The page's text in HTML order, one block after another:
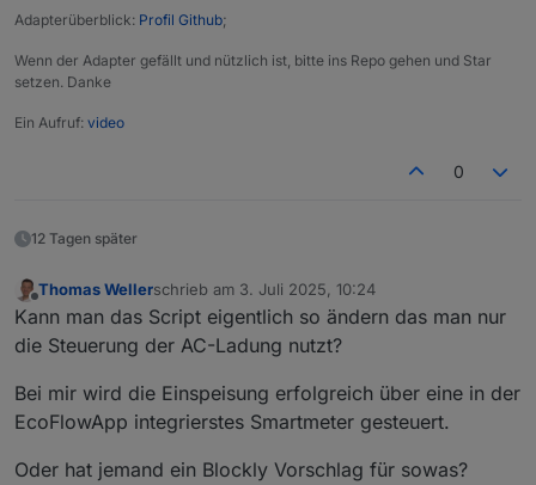
ChatGP Sagt folgendes:
die die ältere Version des EcoFlow-Skripts nicht kennt.
Zusatzfrage: weiß man eigentlich, ob das Skript hier
noch weiterentwickelt wird?
Adapterüberblick: Profil Github;
Wenn der Adapter gefällt und nützlich ist, bitte ins Repo gehen und Star
setzen. Danke
Ein Aufruf: video
0
12 Tagen später
Thomas Wellerschrieb am 3. Juli 2025, 10:24
zuletzt editiert von
Kann man das Script eigentlich so ändern das man nur
die Steuerung der AC-Ladung nutzt?
Bei mir wird die Einspeisung erfolgreich über eine in der
EcoFlowApp integrierstes Smartmeter gesteuert.
Oder hat jemand ein Blockly Vorschlag für sowas?